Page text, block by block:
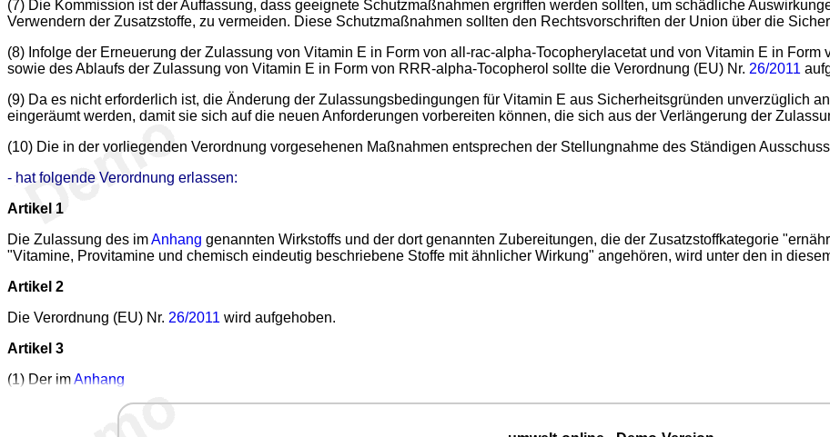
(7) Die Kommission ist der Auffassung, dass geeignete Schutzmaßnahmen ergriffen werden sollten, um schädliche
Verwendern der Zusatzstoffe, zu vermeiden. Diese Schutzmaßnahmen sollten den Rechtsvorschriften der Union über die
(8) Infolge der Erneuerung der Zulassung von Vitamin E in Form von all-rac-alpha-Tocopherylacetat und von Vitamin E in
sowie des Ablaufs der Zulassung von Vitamin E in Form von RRR-alpha-Tocopherol sollte die Verordnung (EU) Nr. 26/2011
(9) Da es nicht erforderlich ist, die Änderung der Zulassungsbedingungen für Vitamin E aus Sicherheitsgründen unverzüglich
eingeräumt werden, damit sie sich auf die neuen Anforderungen vorbereiten können, die sich aus der Verlängerung der
(10) Die in der vorliegenden Verordnung vorgesehenen Maßnahmen entsprechen der Stellungnahme des Ständigen
- hat folgende Verordnung erlassen:
Artikel 1
Die Zulassung des imAnhang genannten Wirkstoffs und der dort genannten Zubereitungen, die der Zusatzstoffkategorie
"Vitamine, Provitamine und chemisch eindeutig beschriebene Stoffe mit ähnlicher Wirkung" angehören, wird unter den in
Artikel 2
Die Verordnung (EU) Nr. 26/2011 wird aufgehoben.
Artikel 3
(1) Der imAnhang